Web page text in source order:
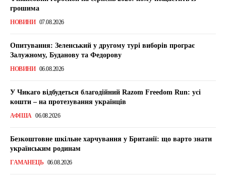
грошима
НОВИНИ 07.08.2026
Опитування: Зеленський у другому турі виборів програє
Залужному, Буданову та Федорову
НОВИНИ 06.08.2026
У Чикаго відбудеться благодійний Razom Freedom Run: усі
кошти – на протезування українців
АФІША 06.08.2026
Безкоштовне шкільне харчування у Британії: що варто знати
українським родинам
ГАМАНЕЦЬ 06.08.2026